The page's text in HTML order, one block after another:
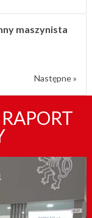
maszynista
Następne »